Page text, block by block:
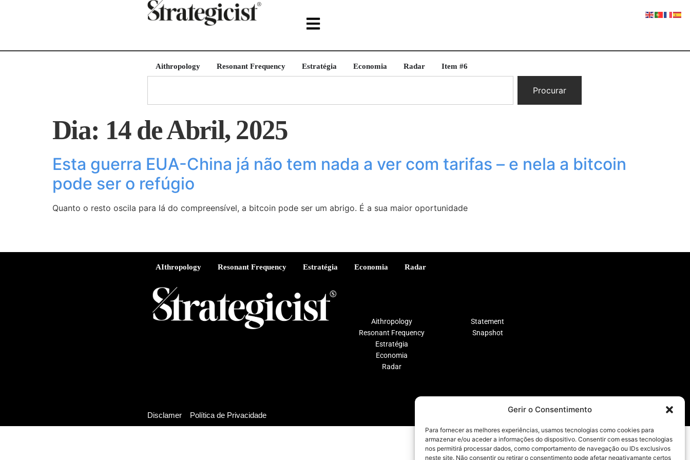
Gerir o Consentimento
Para fornecer as melhores experiências, usamos tecnologias como cookies para
armazenar e/ou aceder a informações do dispositivo. Consentir com essas tecnologias
nos permitirá processar dados, como comportamento de navegação ou IDs exclusivos
neste site. Não consentir ou retirar o consentimento pode afetar negativamante certos
Aithropology Resonant Frequency Estratégia Economia Radar Item #6
Procurar
Dia: 14 de Abril, 2025
Esta guerra EUA-China já não tem nada a ver com tarifas – e nela a bitcoin
pode ser o refúgio
Quanto o resto oscila para lá do compreensível, a bitcoin pode ser um abrigo. É a sua maior oportunidade
AIthropology Resonant Frequency Estratégia Economia Radar
Aithropology
Resonant Frequency
Estratégia
Economia
Radar
Statement
Snapshot
Disclamer Política de Privacidade